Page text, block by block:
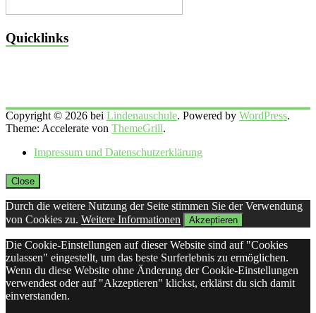
Quicklinks
Copyright © 2026 bei Lindenauschule. Powered by WordPress.
Theme: Accelerate von ThemeGrill.
Impressum und Datenschutzerklärung
Close
Durch die weitere Nutzung der Seite stimmen Sie der Verwendung
von Cookies zu. Weitere Informationen Akzeptieren
Die Cookie-Einstellungen auf dieser Website sind auf "Cookies
zulassen" eingestellt, um das beste Surferlebnis zu ermöglichen.
Wenn du diese Website ohne Änderung der Cookie-Einstellungen
verwendest oder auf "Akzeptieren" klickst, erklärst du sich damit
einverstanden.